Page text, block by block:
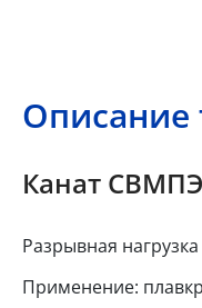
Описание
Канат
Разрывная нагрузка
Применение: